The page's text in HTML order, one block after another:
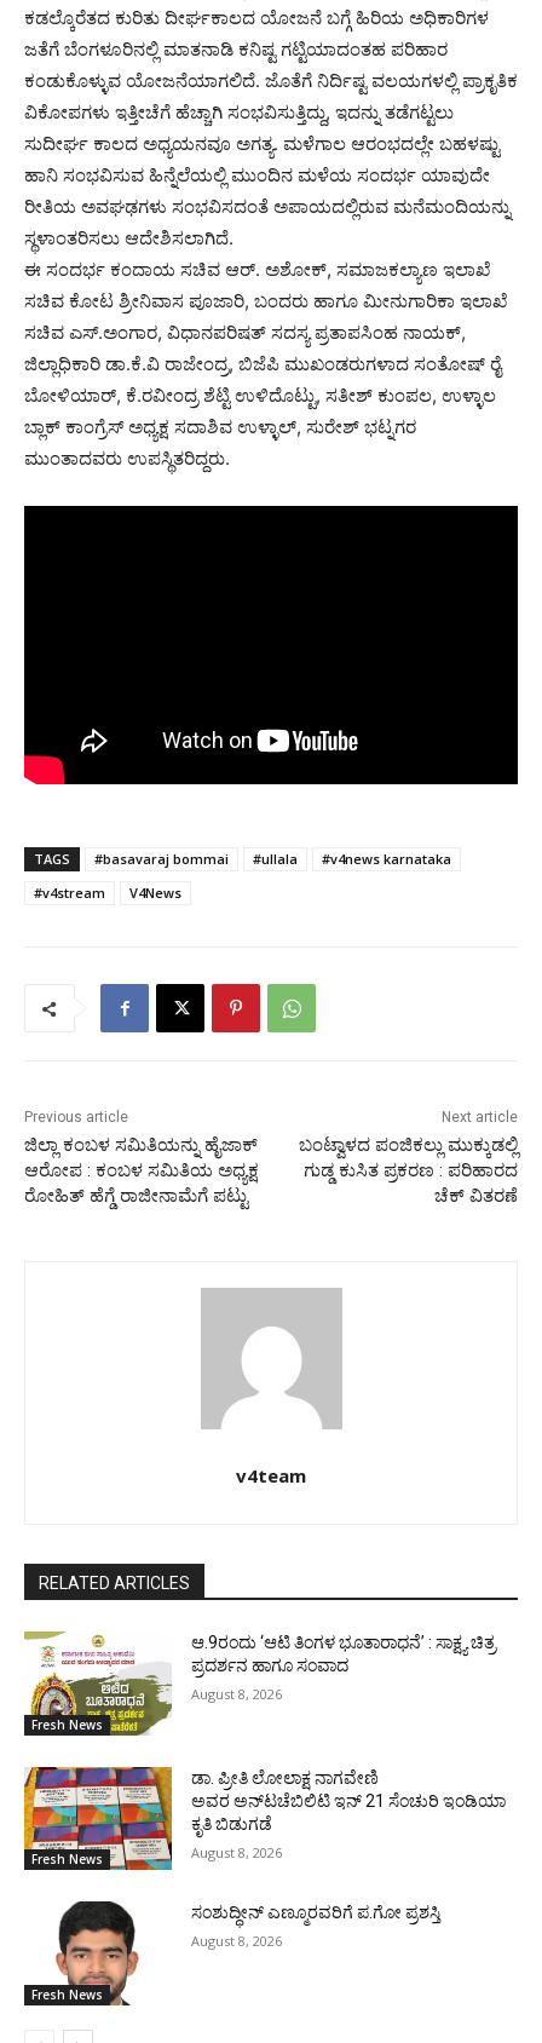
ಕಡಲ್ಕೊರೆತದ ಕುರಿತು ದೀರ್ಘಕಾಲದ ಯೋಜನೆ ಬಗ್ಗೆ ಹಿರಿಯ ಅಧಿಕಾರಿಗಳ
ಜತೆಗೆ ಬೆಂಗಳೂರಿನಲ್ಲಿ ಮಾತನಾಡಿ ಕನಿಷ್ಟ ಗಟ್ಟಿಯಾದಂತಹ ಪರಿಹಾರ
ಕಂಡುಕೊಳ್ಳುವ ಯೋಜನೆಯಾಗಲಿದೆ. ಜೊತೆಗೆ ನಿರ್ದಿಷ್ಟ ವಲಯಗಳಲ್ಲಿ ಪ್ರಾಕೃತಿಕ
ವಿಕೋಪಗಳು ಇತ್ತೀಚೆಗೆ ಹೆಚ್ಚಾಗಿ ಸಂಭವಿಸುತ್ತಿದ್ದು, ಇದನ್ನು ತಡೆಗಟ್ಟಲು
ಸುದೀರ್ಘ ಕಾಲದ ಅಧ್ಯಯನವೂ ಅಗತ್ಯ. ಮಳೆಗಾಲ ಆರಂಭದಲ್ಲೇ ಬಹಳಷ್ಟು
ಹಾನಿ ಸಂಭವಿಸುವ ಹಿನ್ನೆಲೆಯಲ್ಲಿ ಮುಂದಿನ ಮಳೆಯ ಸಂದರ್ಭ ಯಾವುದೇ
ರೀತಿಯ ಅವಘಢಗಳು ಸಂಭವಿಸದಂತೆ ಅಪಾಯದಲ್ಲಿರುವ ಮನೆಮಂದಿಯನ್ನು
ಸ್ಥಳಾಂತರಿಸಲು ಆದೇಶಿಸಲಾಗಿದೆ.
ಈ ಸಂದರ್ಭ ಕಂದಾಯ ಸಚಿವ ಆರ್. ಅಶೋಕ್, ಸಮಾಜಕಲ್ಯಾಣ ಇಲಾಖೆ
ಸಚಿವ ಕೋಟ ಶ್ರೀನಿವಾಸ ಪೂಜಾರಿ, ಬಂದರು ಹಾಗೂ ಮೀನುಗಾರಿಕಾ ಇಲಾಖೆ
ಸಚಿವ ಎಸ್.ಅಂಗಾರ, ವಿಧಾನಪರಿಷತ್ ಸದಸ್ಯ ಪ್ರತಾಪಸಿಂಹ ನಾಯಕ್,
ಜಿಲ್ಲಾಧಿಕಾರಿ ಡಾ.ಕೆ.ವಿ ರಾಜೇಂದ್ರ, ಬಿಜೆಪಿ ಮುಖಂಡರುಗಳಾದ ಸಂತೋಷ್ ರೈ
ಬೋಳಿಯಾರ್, ಕೆ.ರವೀಂದ್ರ ಶೆಟ್ಟಿ ಉಳಿದೊಟ್ಟು, ಸತೀಶ್ ಕುಂಪಲ, ಉಳ್ಳಾಲ
ಬ್ಲಾಕ್ ಕಾಂಗ್ರೆಸ್ ಅಧ್ಯಕ್ಷ ಸದಾಶಿವ ಉಳ್ಳಾಲ್, ಸುರೇಶ್ ಭಟ್ನಗರ
ಮುಂತಾದವರು ಉಪಸ್ಥಿತರಿದ್ದರು.
TAGS #basavaraj bommai #ullala
#v4news karnataka
#v4stream
V4News
Previous article
ಜಿಲ್ಲಾ ಕಂಬಳ ಸಮಿತಿಯನ್ನು ಹೈಜಾಕ್
ಆರೋಪ : ಕಂಬಳ ಸಮಿತಿಯ ಅಧ್ಯಕ್ಷ
ರೋಹಿತ್ ಹೆಗ್ಡೆ ರಾಜೀನಾಮೆಗೆ ಪಟ್ಟು
Next article
ಬಂಟ್ವಾಳದ ಪಂಜಿಕಲ್ಲು ಮುಕ್ಕುಡಲ್ಲಿ
ಗುಡ್ಡ ಕುಸಿತ ಪ್ರಕರಣ : ಪರಿಹಾರದ
ಚೆಕ್ ವಿತರಣೆ
v4team
RELATED ARTICLES
Fresh News
ಆ.9ರಂದು ‘ಆಟಿ ತಿಂಗಳ ಭೂತಾರಾಧನೆ’ : ಸಾಕ್ಷ್ಯ ಚಿತ್ರ
ಪ್ರದರ್ಶನ ಹಾಗೂ ಸಂವಾದ
August 8, 2026
Fresh News
ಡಾ. ಪ್ರೀತಿ ಲೋಲಾಕ್ಷ ನಾಗವೇಣಿ
ಅವರ ಅನ್‌ಟಚೆಬಿಲಿಟಿ ಇನ್ 21 ಸೆಂಚುರಿ ಇಂಡಿಯಾ
ಕೃತಿ ಬಿಡುಗಡೆ
August 8, 2026
Fresh News
ಸಂಶುದ್ಧೀನ್ ಎಣ್ಮೂರವರಿಗೆ ಪ.ಗೋ ಪ್ರಶಸ್ತಿ
August 8, 2026